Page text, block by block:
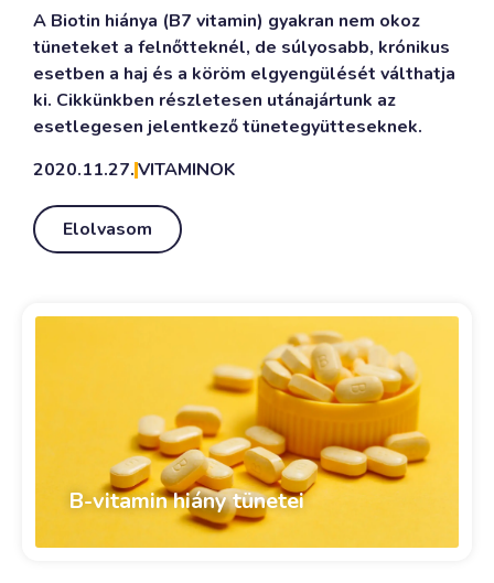
A Biotin hiánya (B7 vitamin) gyakran nem okoz
tüneteket a felnőtteknél, de súlyosabb, krónikus
esetben a haj és a köröm elgyengülését válthatja
ki. Cikkünkben részletesen utánajártunk az
esetlegesen jelentkező tünetegyütteseknek.
2020.11.27.VITAMINOK
Elolvasom
B-vitamin hiány tünetei